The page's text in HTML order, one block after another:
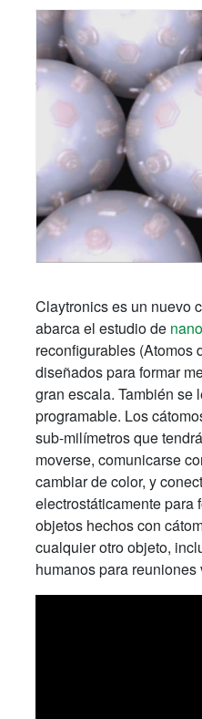
Claytronics es un nuevo
abarca el estudio de
reconfigurables (Atomos
diseñados para formar
gran escala. También se
programable. Los
sub-milímetros que
moverse, comunicarse
cambiar de color, y
electrostáticamente para
objetos hechos con
cualquier otro objeto,
humanos para reuniones